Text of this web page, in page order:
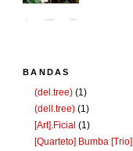
BANDAS
(del.tree) (1)
(dell.tree) (1)
[Art].Ficial (1)
[Quarteto] Bumba [Trio]